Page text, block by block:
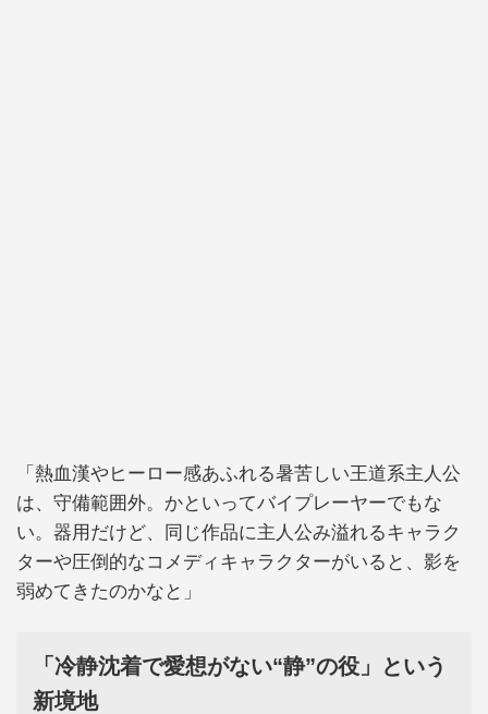
「熱血漢やヒーロー感あふれる暑苦しい王道系主人公
は、守備範囲外。かといってバイプレーヤーでもな
い。器用だけど、同じ作品に主人公み溢れるキャラク
ターや圧倒的なコメディキャラクターがいると、影を
弱めてきたのかなと」
「冷静沈着で愛想がない“静”の役」という
新境地